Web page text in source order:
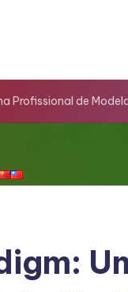
Profissional de